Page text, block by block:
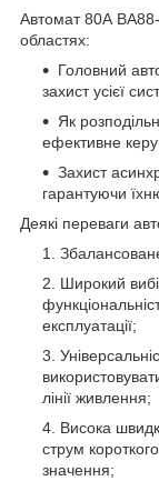
Автомат 80А ВА88-
областях:
Головний
захист усієї
Як
ефективне
Захист
гарантуючи
Деякі переваги
Широкий
експлуатації;
лінії живлення;
Висока
струм
значення;